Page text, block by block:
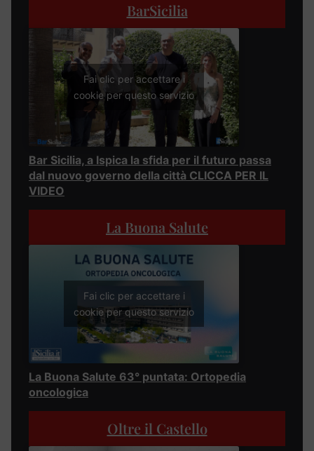
BarSicilia
Fai clic per accettare i
cookie per questo servizio
Bar Sicilia, a Ispica la sfida per il futuro passa
dal nuovo governo della città CLICCA PER IL
VIDEO
La Buona Salute
Fai clic per accettare i
cookie per questo servizio
La Buona Salute 63° puntata: Ortopedia
oncologica
Oltre il Castello